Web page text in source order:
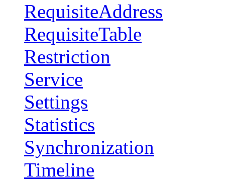
RequisiteAddress
RequisiteTable
Restriction
Service
Settings
Statistics
Synchronization
Timeline